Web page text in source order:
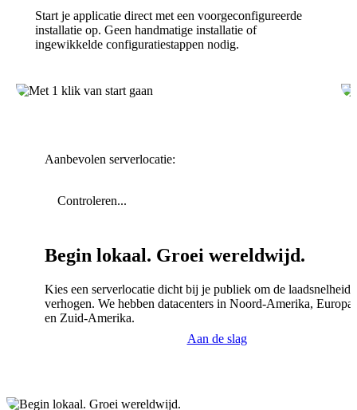
Start je applicatie direct met een voorgeconfigureerde
installatie op. Geen handmatige installatie of
ingewikkelde configuratiestappen nodig.
Aanbevolen serverlocatie:
Controleren...
Begin lokaal. Groei wereldwijd.
Kies een serverlocatie dicht bij je publiek om de laadsnelheid
verhogen. We hebben datacenters in Noord-Amerika,
en Zuid-Amerika.
Aan de slag